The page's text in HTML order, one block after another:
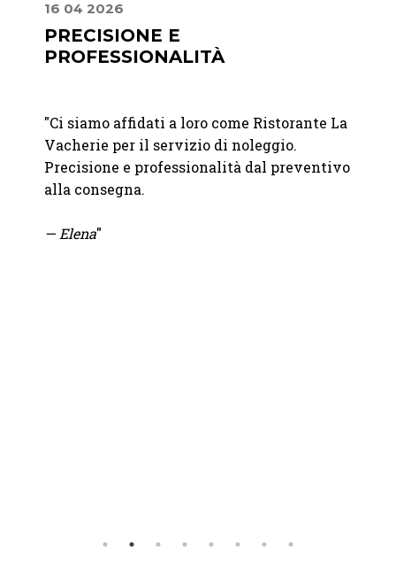
16 04 2026
PRECISIONE E
PROFESSIONALITÀ
"Ci siamo affidati a loro come Ristorante La
Vacherie per il servizio di noleggio.
Precisione e professionalità dal preventivo
alla consegna.
— Elena"